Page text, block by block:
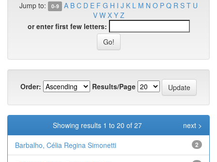
Jump to: 0-9 A B C D E F G H I J K L M N O P Q R S T U
V W X Y Z
or enter first few letters:
Order: Results/Page
Showing results 1 to 20 of 27 next >
Barbalho, Célia Regina Simonetti 2